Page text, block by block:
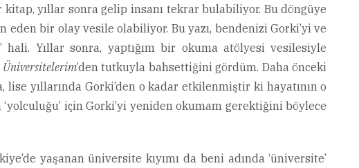
yıllar sonra gelip insanı tekrar bulabiliyor. Bu döngüye
bir olay vesile olabiliyor. Bu yazı, bendenizi Gorki’yi ve
Yıllar sonra, yaptığım bir okuma atölyesi vesilesiyle
Üniversitelerim’den tutkuyla bahsettiğini gördüm. Daha önceki
lise yıllarında Gorki’den o kadar etkilenmiştir ki hayatının o
için Gorki’yi yeniden okumam gerektiğini böylece
yaşanan üniversite kıyımı da beni adında ‘üniversite’